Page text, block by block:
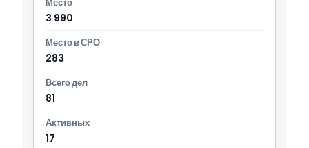
3 990
283
81
17